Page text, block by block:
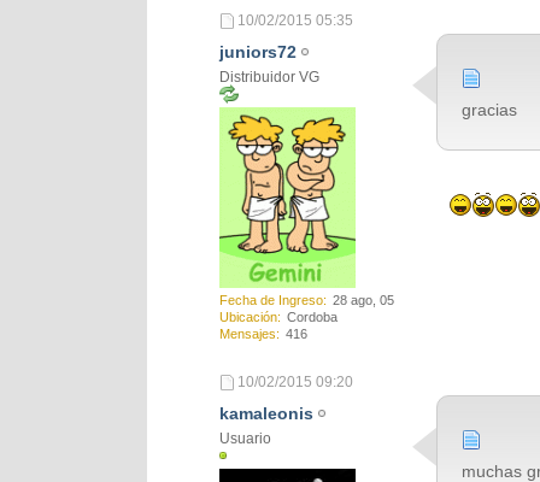
10/02/2015 05:35
juniors72
Distribuidor VG
Fecha de Ingreso
28 ago, 05
Ubicación
Cordoba
Mensajes
416
gracias
10/02/2015 09:20
kamaleonis
Usuario
muchas